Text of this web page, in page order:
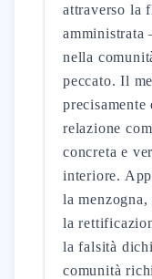
attraverso la
nella
peccato. Il
relazione
concreta e
interiore.
la
la
la falsità
comunità